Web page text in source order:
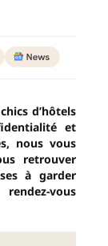
d’hôtels
et
nous vous
retrouver
à garder
vous